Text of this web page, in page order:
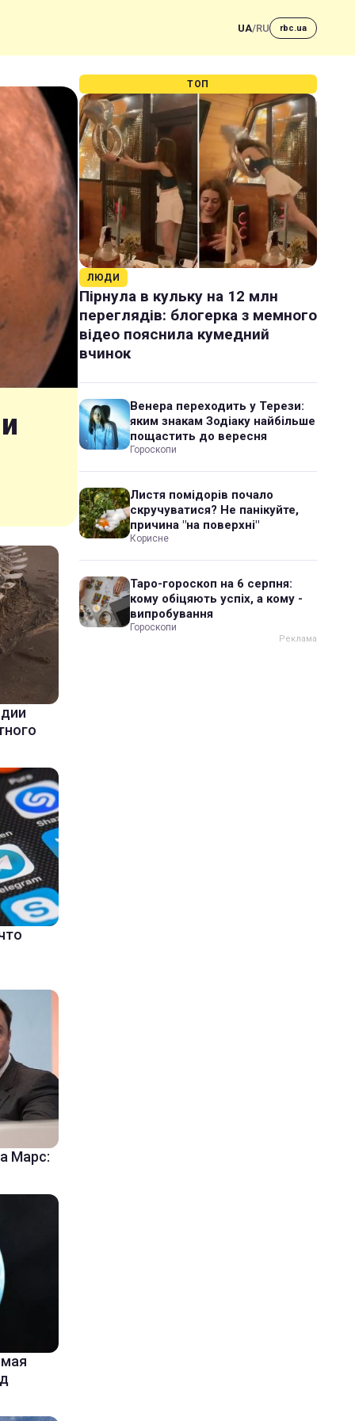
UA/RU rbc.ua
Марс:
ТОП
ЛЮДИ
Пірнула в кульку на 12 млн
переглядів: блогерка з мемного
відео пояснила кумедний
вчинок
Венера переходить у Терези:
яким знакам Зодіаку найбільше
пощастить до вересня
Гороскопи
Листя помідорів почало
скручуватися? Не панікуйте,
причина "на поверхні"
Корисне
Таро-гороскоп на 6 серпня:
кому обіцяють успіх, а кому -
випробування
Гороскопи